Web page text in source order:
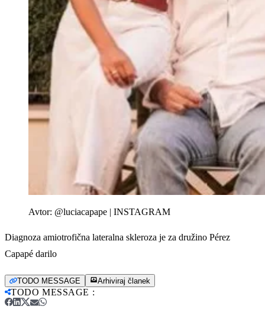
Avtor: @luciacapape | INSTAGRAM
Diagnoza amiotrofična lateralna skleroza je za družino Pérez
Capapé darilo
TODO MESSAGE Arhiviraj članek
TODO MESSAGE :